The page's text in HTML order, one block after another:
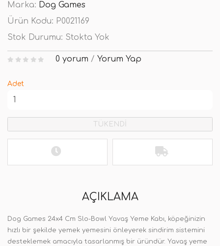
Marka: Dog Games
Ürün Kodu: P0021169
Stok Durumu: Stokta Yok
0 yorum / Yorum Yap
Adet
TÜKENDİ
AÇIKLAMA
Dog Games 24x4 Cm Slo-Bowl Yavaş Yeme Kabı, köpeğinizin
hızlı bir şekilde yemek yemesini önleyerek sindirim sistemini
desteklemek amacıyla tasarlanmış bir üründür. Yavaş yeme